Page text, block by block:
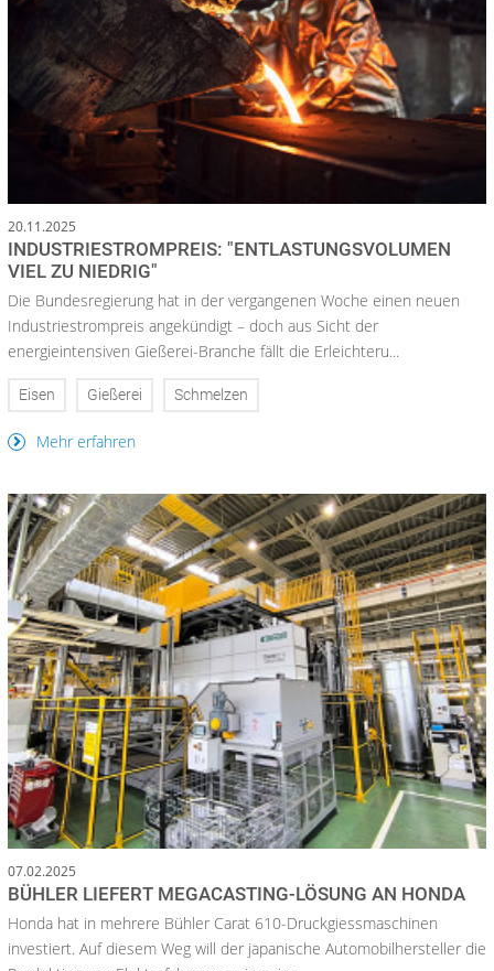
20.11.2025
INDUSTRIESTROMPREIS: "ENTLASTUNGSVOLUMEN
VIEL ZU NIEDRIG"
Die Bundesregierung hat in der vergangenen Woche einen neuen
Industriestrompreis angekündigt – doch aus Sicht der
energieintensiven Gießerei-Branche fällt die Erleichteru...
Eisen Gießerei Schmelzen
Mehr erfahren
07.02.2025
BÜHLER LIEFERT MEGACASTING-LÖSUNG AN HONDA
Honda hat in mehrere Bühler Carat 610-Druckgiessmaschinen
investiert. Auf diesem Weg will der japanische Automobilhersteller die